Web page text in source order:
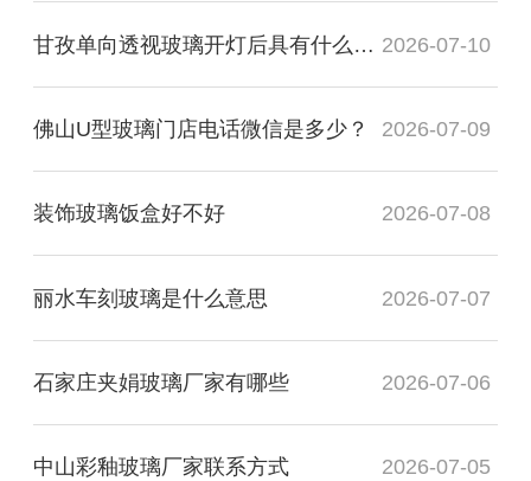
甘孜单向透视玻璃开灯后具有什么透视性 2026-07-10
佛山U型玻璃门店电话微信是多少？ 2026-07-09
装饰玻璃饭盒好不好 2026-07-08
丽水车刻玻璃是什么意思 2026-07-07
石家庄夹娟玻璃厂家有哪些 2026-07-06
中山彩釉玻璃厂家联系方式 2026-07-05